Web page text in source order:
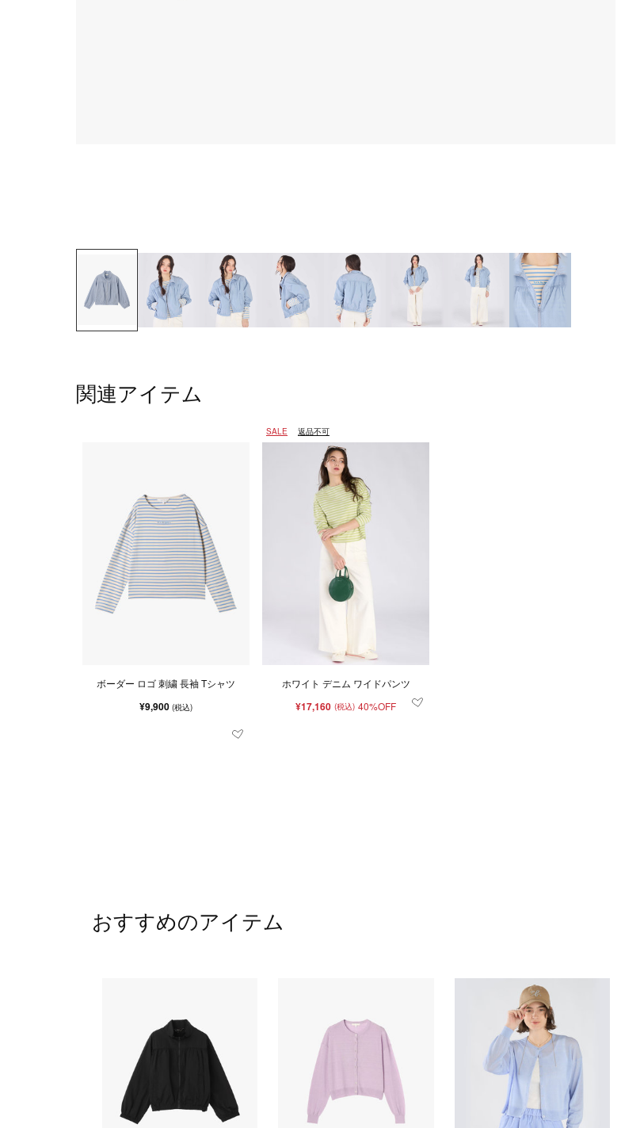
関連アイテム
ボーダー ロゴ 刺繍 長袖 Tシャツ
¥9,900 (税込)
SALE 返品不可
ホワイト デニム ワイドパンツ
¥17,160 (税込) 40%OFF
おすすめのアイテム